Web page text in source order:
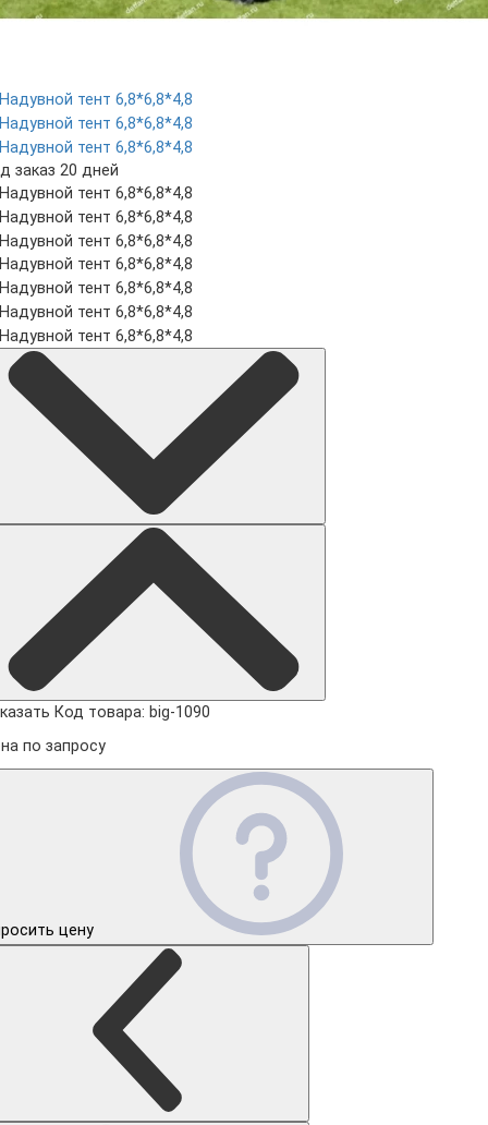
заказ 20 дней
Код товара: big-1090
по запросу
цену